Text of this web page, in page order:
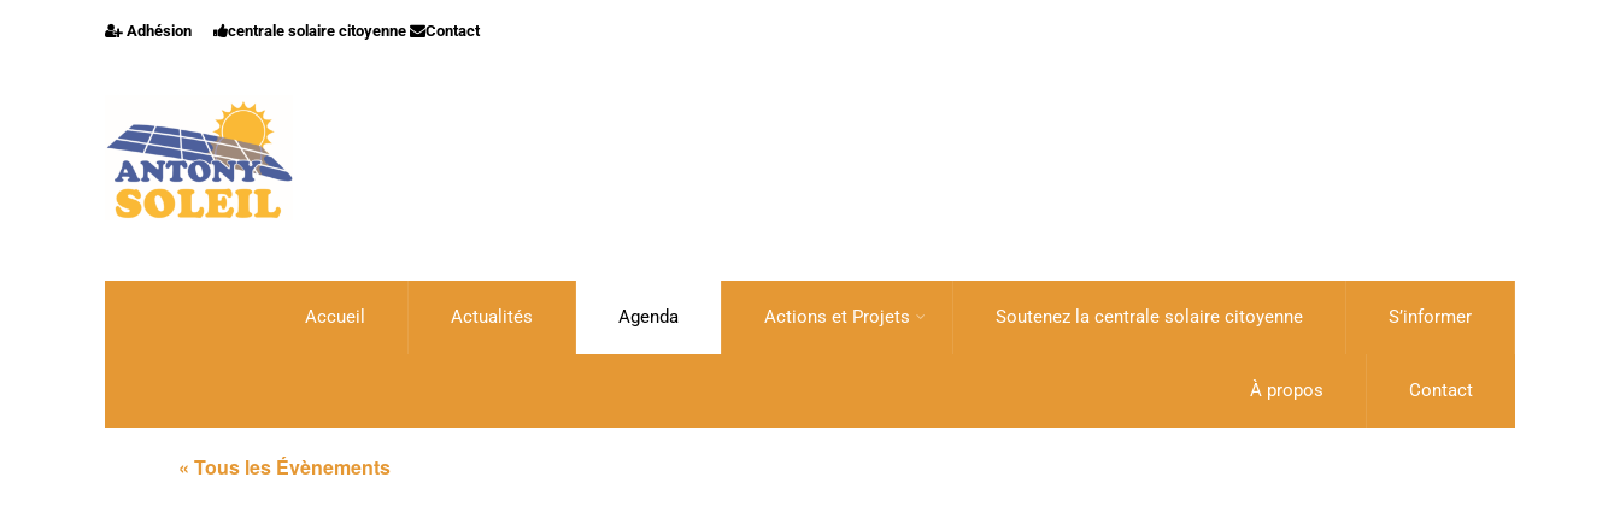
Adhésion centrale solaire citoyenne Contact
Accueil Actualités Agenda Actions et Projets Soutenez la centrale solaire citoyenne S’informer
À propos Contact
« Tous les Évènements